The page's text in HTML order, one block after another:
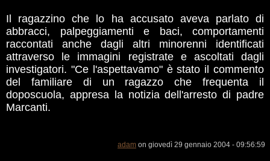
Il ragazzino che lo ha accusato aveva parlato di
abbracci, palpeggiamenti e baci, comportamenti
raccontati anche dagli altri minorenni identificati
attraverso le immagini registrate e ascoltati dagli
investigatori. "Ce l'aspettavamo" è stato il commento
del familiare di un ragazzo che frequenta il
doposcuola, appresa la notizia dell'arresto di padre
Marcanti.
adam on giovedì 29 gennaio 2004 - 09:56:59